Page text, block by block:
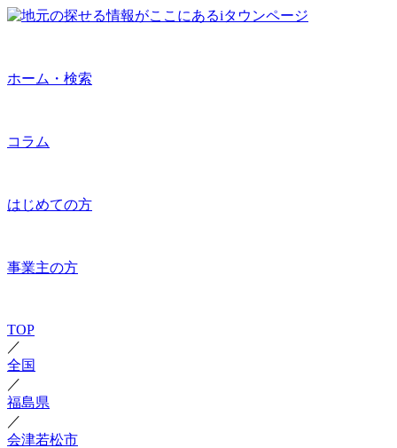
ホーム・検索
コラム
はじめての方
事業主の方
TOP
／
全国
／
福島県
／
会津若松市